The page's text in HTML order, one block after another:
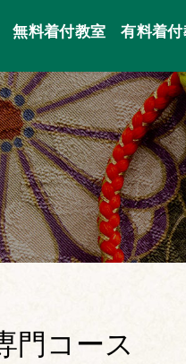
無料着付教室 有料着
門コース